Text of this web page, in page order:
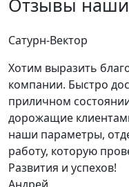
Отзывы
Сатурн-Вектор
Хотим выразить
компании. Быстро
приличном
дорожащие
наши параметры,
работу, которую
Развития и успехов!